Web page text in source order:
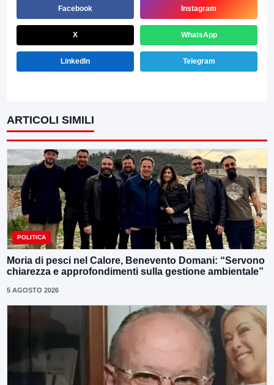
Facebook Instagram
X WhatsApp
LinkedIn Telegram
ARTICOLI SIMILI
POLITICA
Moria di pesci nel Calore, Benevento Domani: “Servono
chiarezza e approfondimenti sulla gestione ambientale”
5 AGOSTO 2026